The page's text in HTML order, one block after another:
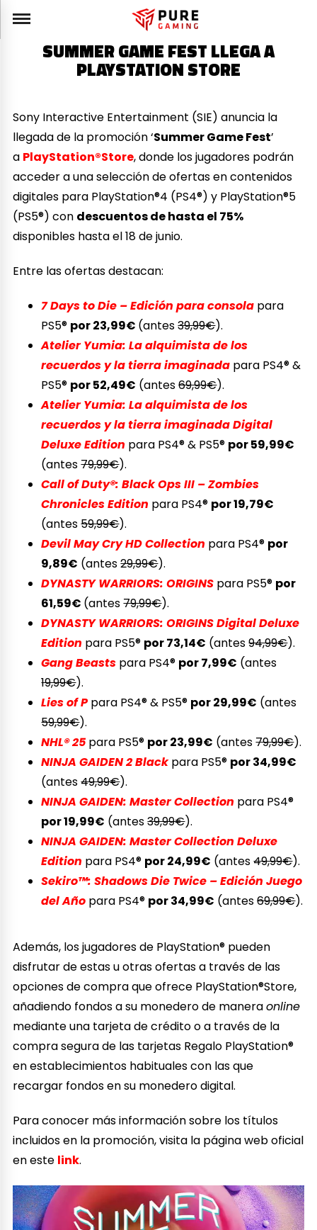
SUMMER GAME FEST LLEGA A
PLAYSTATION STORE
Sony Interactive Entertainment (SIE) anuncia la
llegada de la promoción ‘Summer Game Fest’
a PlayStation®Store, donde los jugadores podrán
acceder a una selección de ofertas en contenidos
digitales para PlayStation®4 (PS4®) y PlayStation®5
(PS5®) con descuentos de hasta el 75%
disponibles hasta el 18 de junio.
Entre las ofertas destacan:
7 Days to Die – Edición para consola para
PS5® por 23,99€ (antes39,99€).
Atelier Yumia: La alquimista de los
recuerdos y la tierra imaginada para PS4® &
PS5® por 52,49€ (antes69,99€).
Atelier Yumia: La alquimista de los
recuerdos y la tierra imaginada Digital
Deluxe Edition para PS4® & PS5® por 59,99€
(antes79,99€).
Call of Duty®: Black Ops III – Zombies
Chronicles Edition para PS4® por 19,79€
(antes59,99€).
Devil May Cry HD Collection para PS4® por
9,89€ (antes29,99€).
DYNASTY WARRIORS: ORIGINS para PS5® por
61,59€ (antes79,99€).
DYNASTY WARRIORS: ORIGINS Digital Deluxe
Edition para PS5® por 73,14€ (antes94,99€).
Gang Beasts para PS4® por 7,99€ (antes
19,99€).
Lies of P para PS4® & PS5® por 29,99€ (antes
59,99€).
NHL® 25 para PS5® por 23,99€ (antes79,99€).
NINJA GAIDEN 2 Blackpara PS5® por 34,99€
(antes49,99€).
NINJA GAIDEN: Master Collection para PS4®
por 19,99€ (antes39,99€).
NINJA GAIDEN: Master Collection Deluxe
Edition para PS4® por 24,99€ (antes49,99€).
Sekiro™: Shadows Die Twice – Edición Juego
del Año para PS4® por 34,99€ (antes69,99€).
Además, los jugadores de PlayStation® pueden
disfrutar de estas u otras ofertas a través de las
opciones de compra que ofrece PlayStation®Store,
añadiendo fondos a su monedero de maneraonline
mediante una tarjeta de crédito o a través de la
compra segura de las tarjetas Regalo PlayStation®
en establecimientos habituales con las que
recargar fondos en su monedero digital.
Para conocer más información sobre los títulos
incluidos en la promoción, visita la página web oficial
en este link.